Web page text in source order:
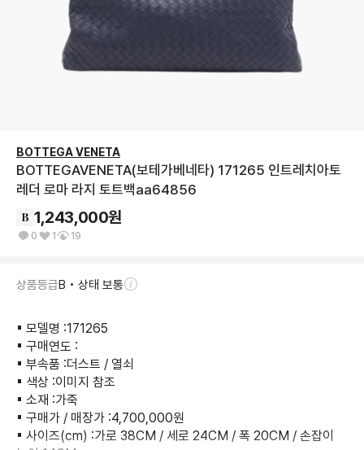
BOTTEGA VENETA
BOTTEGAVENETA(보테가베네타) 171265 인트레치아토
레더 로마 라지 토트백aa64856
1,243,000원
0 1 19
상품등급B • 상태 보통
▪︎ 모델명 :171265
▪︎ 구매연도 :
▪︎ 부속품 :더스트 / 열쇠
▪︎ 색상 :이미지 참조
▪︎ 소재 :가죽
▪︎ 구매가 / 매장가 :4,700,000원
▪︎ 사이즈(cm) :가로 38CM / 세로 24CM / 폭 20CM / 손잡이